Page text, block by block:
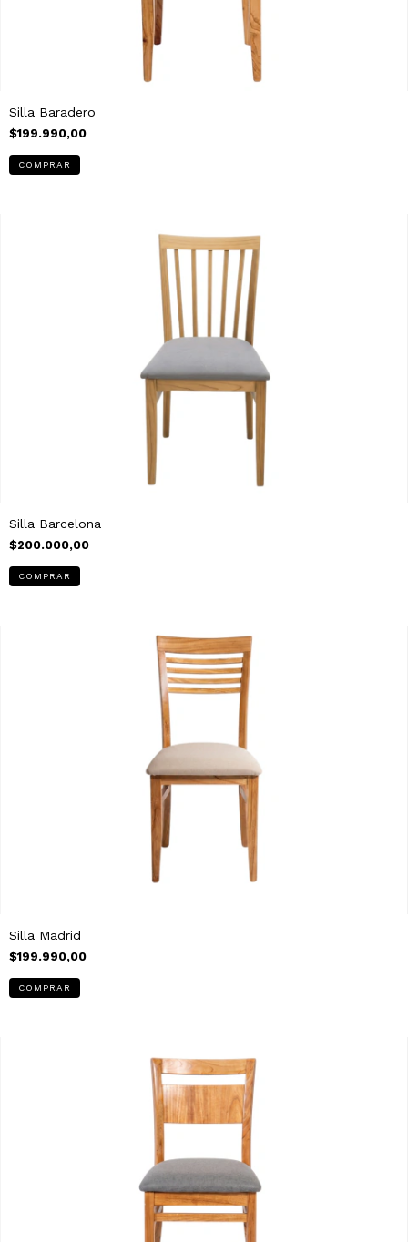
Silla Baradero
$199.990,00
Silla Barcelona
$200.000,00
Silla Madrid
$199.990,00